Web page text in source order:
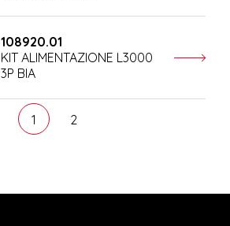
108920.01
KIT ALIMENTAZIONE L3000
3P BIA
1 2